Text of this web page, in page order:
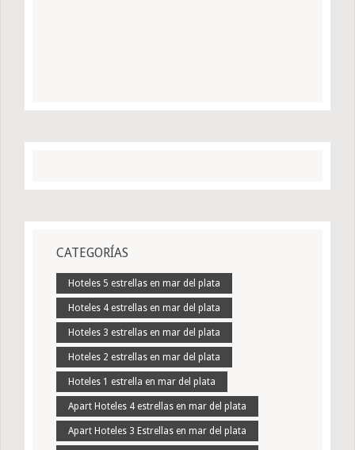
CATEGORÍAS
Hoteles 5 estrellas en mar del plata
Hoteles 4 estrellas en mar del plata
Hoteles 3 estrellas en mar del plata
Hoteles 2 estrellas en mar del plata
Hoteles 1 estrella en mar del plata
Apart Hoteles 4 estrellas en mar del plata
Apart Hoteles 3 Estrellas en mar del plata